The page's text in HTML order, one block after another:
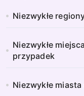
Niezwykłe
Niezwykłe
przypadek
Niezwykłe